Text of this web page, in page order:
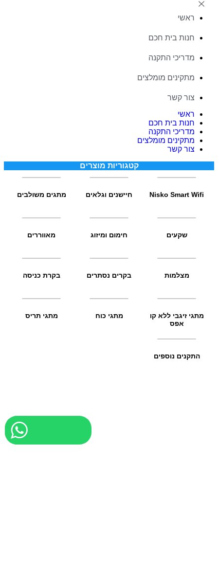
ראשי
חנות בית חכם
מדריכי התקנה
מתקינים מומלצים
צור קשר
ראשי
חנות בית חכם
מדריכי התקנה
מתקינים מומלצים
צור קשר
קטגוריות מוצרים
Nisko Smart Wifi חיישנים וגלאים מתגים משולבים
שקעים חימום ומיזוג מאווררים
מצלמות בקרים נסתרים בקרת כניסה
מתגי זיגבי ללא קו
אפס
מתגי כוח מתגי תריס
התקנים נוספים